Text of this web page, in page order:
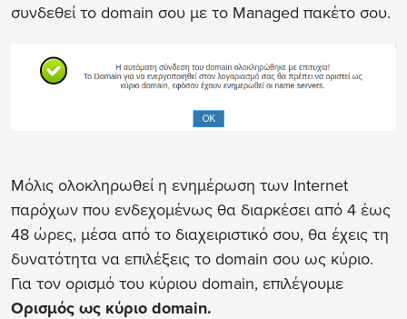
συνδεθεί το domain σου με το Managed πακέτο σου.
Μόλις ολοκληρωθεί η ενημέρωση των Internet
παρόχων που ενδεχομένως θα διαρκέσει από 4 έως
48 ώρες, μέσα από το διαχειριστικό σου, θα έχεις τη
δυνατότητα να επιλέξεις το domain σου ως κύριο.
Για τον ορισμό του κύριου domain, επιλέγουμε
Ορισμός ως κύριο domain.